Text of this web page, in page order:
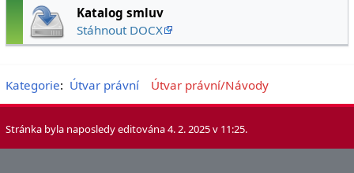
Katalog smluv
Stáhnout DOCX
Kategorie: Útvar právní Útvar právní/Návody
Stránka byla naposledy editována 4. 2. 2025 v 11:25.